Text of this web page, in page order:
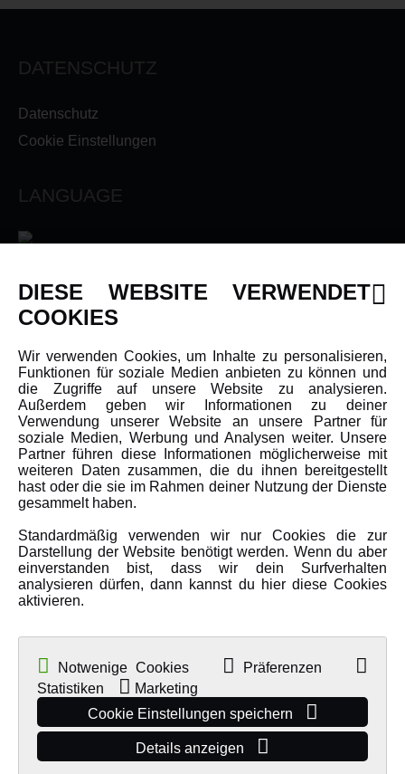
DATENSCHUTZ
Datenschutz
Cookie Einstellungen
LANGUAGE
INFORMATIONEN
Newsletter
Über uns
Karriere
Amewi Kataloge
MEHR VON AMEWI
AMXRacing - Qualitäts RC-Zubehör
Amewi Construction - Nutzfahrzeuge
Malinos - Die kreative Seite von Amewi
DIESE WEBSITE VERWENDET
COOKIES
Wir verwenden Cookies, um Inhalte zu personalisieren,
Funktionen für soziale Medien anbieten zu können und
die Zugriffe auf unsere Website zu analysieren.
Außerdem geben wir Informationen zu deiner
Verwendung unserer Website an unsere Partner für
soziale Medien, Werbung und Analysen weiter. Unsere
Partner führen diese Informationen möglicherweise mit
weiteren Daten zusammen, die du ihnen bereitgestellt
hast oder die sie im Rahmen deiner Nutzung der Dienste
gesammelt haben.
Standardmäßig verwenden wir nur Cookies die zur
Darstellung der Website benötigt werden. Wenn du aber
einverstanden bist, dass wir dein Surfverhalten
analysieren dürfen, dann kannst du hier diese Cookies
aktivieren.
Notwenige Cookies
Präferenzen
Statistiken
Marketing
Cookie Einstellungen speichern
Details anzeigen